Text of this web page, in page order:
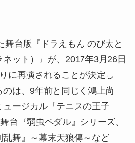
舞台版『ドラえもん のび太と
ット）』が、2017年3月26日
に再演されることが決定し
は、9年前と同じく鴻上尚
ュージカル『テニスの王子
台『弱虫ペダル』シリーズ、
乱舞』～幕末天狼傳～など